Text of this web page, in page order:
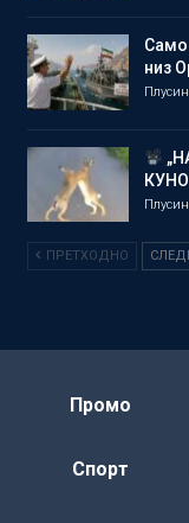
Само
низ
ПРЕТХОДНО
Промо
Спорт